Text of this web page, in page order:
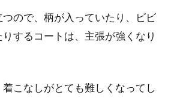
つ、それはジャケットではないでしょうか。
ダウンはヘルノのアイテムを！メン
ので、柄が入っていたり、ビビ
するコートは、主張が強くなり
こなしがとても難しくなってし